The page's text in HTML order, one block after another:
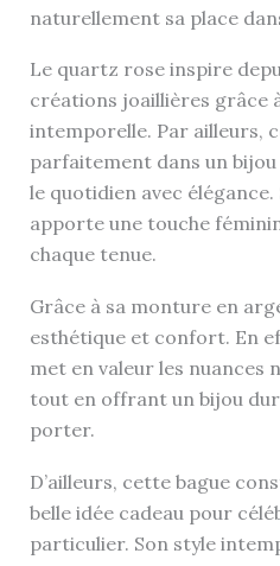
naturellement sa place
Le quartz rose inspire
créations joaillières grâce
intemporelle. Par ailleurs,
parfaitement dans un
le quotidien avec
apporte une touche
chaque tenue.
Grâce à sa monture en
esthétique et confort. En
met en valeur les nuances
tout en offrant un bijou
porter.
D’ailleurs, cette bague
belle idée cadeau pour
particulier. Son style